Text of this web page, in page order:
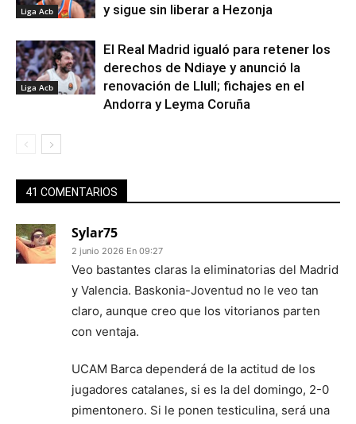
Liga Acb
y sigue sin liberar a Hezonja
Liga Acb
El Real Madrid igualó para retener los
derechos de Ndiaye y anunció la
renovación de Llull; fichajes en el
Andorra y Leyma Coruña
41 COMENTARIOS
Sylar75
2 junio 2026 En 09:27
Veo bastantes claras la eliminatorias del Madrid
y Valencia. Baskonia-Joventud no le veo tan
claro, aunque creo que los vitorianos parten
con ventaja.
UCAM Barca dependerá de la actitud de los
jugadores catalanes, si es la del domingo, 2-0
pimentonero. Si le ponen testiculina, será una